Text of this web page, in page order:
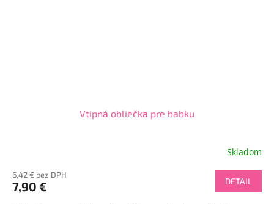
Vtipná obliečka pre babku
Skladom
6,42 € bez DPH
7,90 € DETAIL